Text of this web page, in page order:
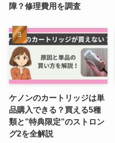
障？修理費用を調査
ケノンのカートリッジは単
品購入できる？買える5種
類と”特典限定”のストロン
グ2を全解説